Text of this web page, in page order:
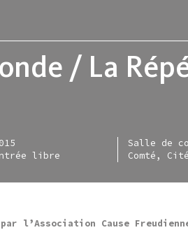
/ La
libre
Salle de
Comté,
l’Association Cause